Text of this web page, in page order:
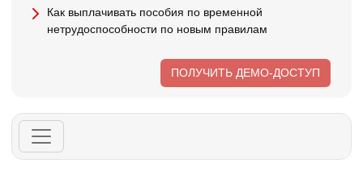
Как выплачивать пособия по временной
нетрудоспособности по новым правилам
ПОЛУЧИТЬ ДЕМО-ДОСТУП